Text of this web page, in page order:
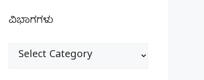
ವಿಭಾಗಗಳು
ವಿಭಾಗಗಳು